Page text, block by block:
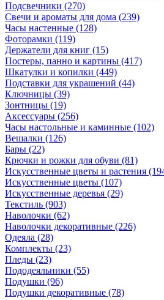
Подсвечники (270)
Свечи и ароматы для дома (239)
Часы настенные (128)
Фоторамки (119)
Держатели для книг (15)
Постеры, панно и картины (417)
Шкатулки и копилки (449)
Подставки для украшений (44)
Ключницы (39)
Зонтницы (19)
Аксессуары (256)
Часы настольные и каминные (102)
Вешалки (126)
Бары (22)
Крючки и рожки для обуви (81)
Искусственные цветы и растения
Искусственные цветы (107)
Искусcтвенные деревья (29)
Текстиль (903)
Наволочки (62)
Наволочки декоративные (226)
Одеяла (28)
Комплекты (23)
Пледы (23)
Пододеяльники (55)
Подушки (96)
Подушки декоративные (78)